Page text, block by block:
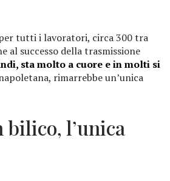
tutti i lavoratori, circa 300 tra
al successo della trasmissione
sta molto a cuore e in molti si
rimarrebbe un’unica
l’unica